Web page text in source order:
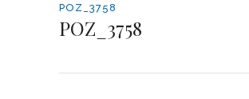
POZ_3758
POZ_3758